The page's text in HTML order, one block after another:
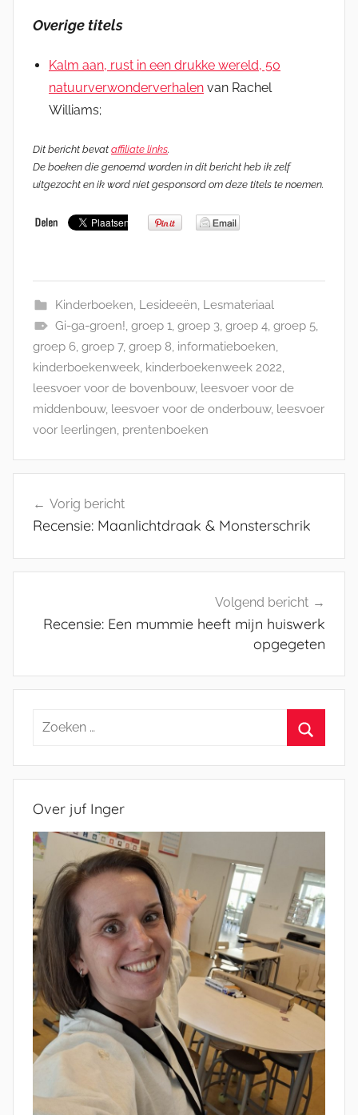
Overige titels
Kalm aan, rust in een drukke wereld, 50
natuurverwonderverhalen van Rachel
Williams;
Dit bericht bevat affiliate links.
De boeken die genoemd worden in dit bericht heb ik zelf
uitgezocht en ik word niet gesponsord om deze titels te noemen.
Kinderboeken, Lesideeën, Lesmateriaal
Gi-ga-groen!, groep 1, groep 3, groep 4, groep 5,
groep 6, groep 7, groep 8, informatieboeken,
kinderboekenweek, kinderboekenweek 2022,
leesvoer voor de bovenbouw, leesvoer voor de
middenbouw, leesvoer voor de onderbouw, leesvoer
voor leerlingen, prentenboeken
navigatie
Vorig bericht
Recensie: Maanlichtdraak & Monsterschrik
Volgend bericht
Recensie: Een mummie heeft mijn huiswerk
opgegeten
Zoeken
Over juf Inger